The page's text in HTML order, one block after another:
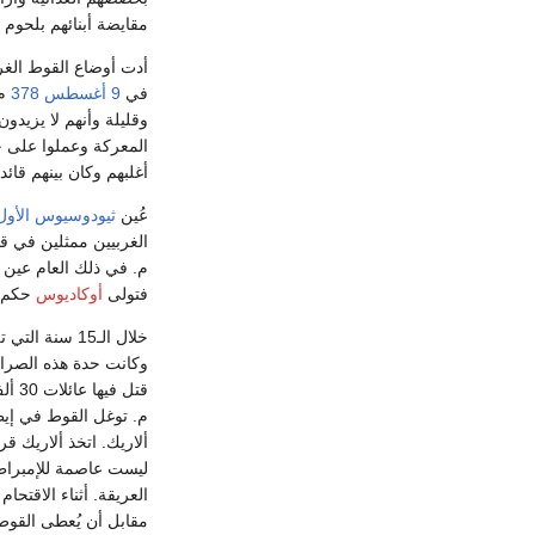
مقايضة أبنائهم
أدت أوضاع القوط
في 9 أغسطس 378
المعركة وعملوا
أغلبهم وكان بينهم
عُين ثيودوسيوس
الغربيين ممثلين في
م. في ذلك العام عين
فتولى أوكاديوس حكم
خلال
وكانت حدة هذه
قتل فيها عائلات 30 ألف من جنود القوط الغربيين، أعلن ألاريك الحرب على الرومان وكان ذلك في عام
م. توغل القوط في
ألاريك. اتخذ ألاريك
ليست عاصمة
العريقة. أثناء
مقابل أن يُعطى